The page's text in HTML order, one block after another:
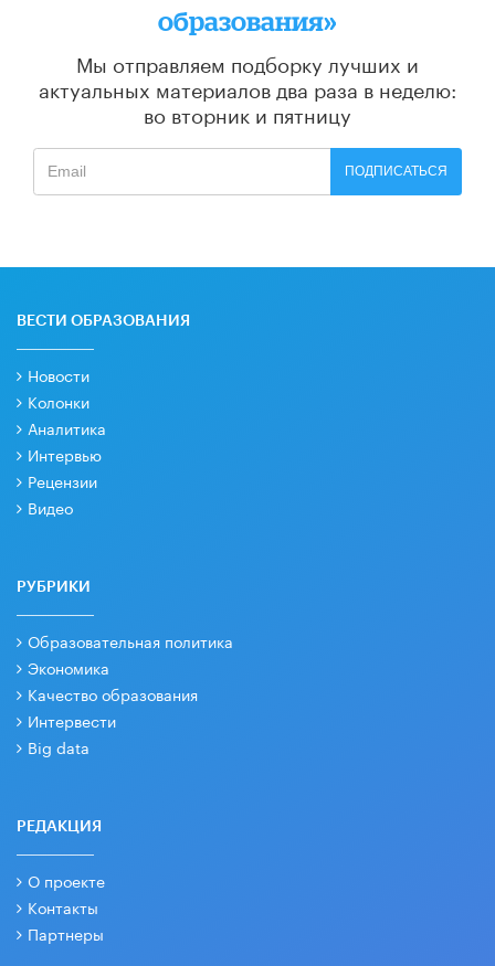
образования»
Мы отправляем подборку лучших и
актуальных материалов два раза в неделю:
во вторник и пятницу
ПОДПИСАТЬСЯ
ВЕСТИ ОБРАЗОВАНИЯ
Новости
Колонки
Аналитика
Интервью
Рецензии
Видео
РУБРИКИ
Образовательная политика
Экономика
Качество образования
Интервести
Big data
РЕДАКЦИЯ
О проекте
Контакты
Партнеры